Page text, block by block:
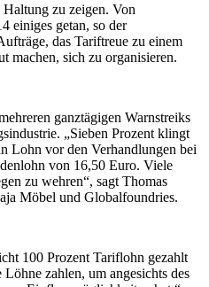
zu zeigen. Von
einiges getan, so der
das Tariftreue zu einem
machen, sich zu organisieren.
ganztägigen Warnstreiks
„Sieben Prozent klingt
Lohn vor den Verhandlungen bei
von 16,50 Euro. Viele
zu wehren“, sagt Thomas
Möbel und Globalfoundries.
100 Prozent Tariflohn gezahlt
zahlen, um angesichts des